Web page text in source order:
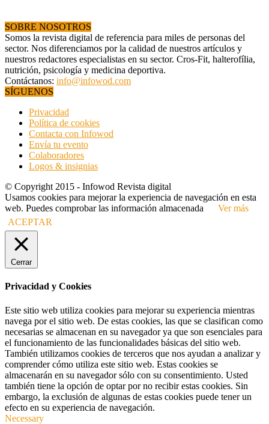
SOBRE NOSOTROS
Somos la revista digital de referencia para miles de personas del
sector. Nos diferenciamos por la calidad de nuestros artículos y
nuestros redactores especialistas en su sector. Cros-Fit, halterofília,
nutrición, psicología y medicina deportiva.
Contáctanos: info@infowod.com
SÍGUENOS
Privacidad
Política de cookies
Contacta con Infowod
Envía tu evento
Colaboradores
Logos & insignias
© Copyright 2015 - Infowod Revista digital
Usamos cookies para mejorar la experiencia de navegación en esta
web. Puedes comprobar las información almacenada
Ver más
ACEPTAR
Cerrar
Privacidad y Cookies
Este sitio web utiliza cookies para mejorar su experiencia mientras
navega por el sitio web. De estas cookies, las que se clasifican como
necesarias se almacenan en su navegador ya que son esenciales para
el funcionamiento de las funcionalidades básicas del sitio web.
También utilizamos cookies de terceros que nos ayudan a analizar y
comprender cómo utiliza este sitio web. Estas cookies se
almacenarán en su navegador sólo con su consentimiento. Usted
también tiene la opción de optar por no recibir estas cookies. Sin
embargo, la exclusión de algunas de estas cookies puede tener un
efecto en su experiencia de navegación.
Necessary